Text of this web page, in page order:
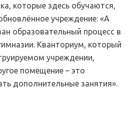
которые здесь обучаются,
учреждение: «А
образовательный процесс в
Кванториум, который
учреждении,
помещение – это
дополнительные занятия».